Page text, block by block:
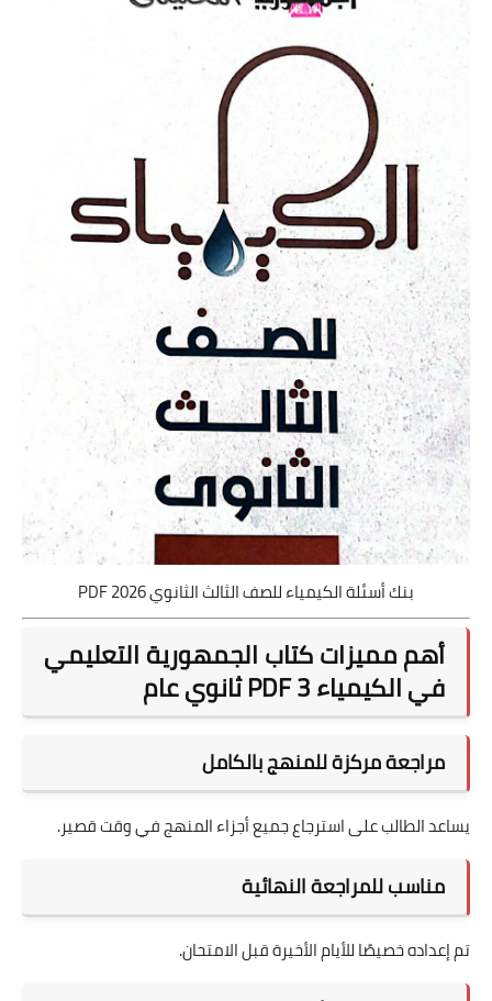
بنك أسئلة الكيمياء للصف الثالث الثانوي 2026 PDF
أهم مميزات كتاب الجمهورية التعليمي
في الكيمياء PDF 3 ثانوي عام
مراجعة مركزة للمنهج بالكامل
يساعد الطالب على استرجاع جميع أجزاء المنهج في وقت قصير.
مناسب للمراجعة النهائية
تم إعداده خصيصًا للأيام الأخيرة قبل الامتحان.